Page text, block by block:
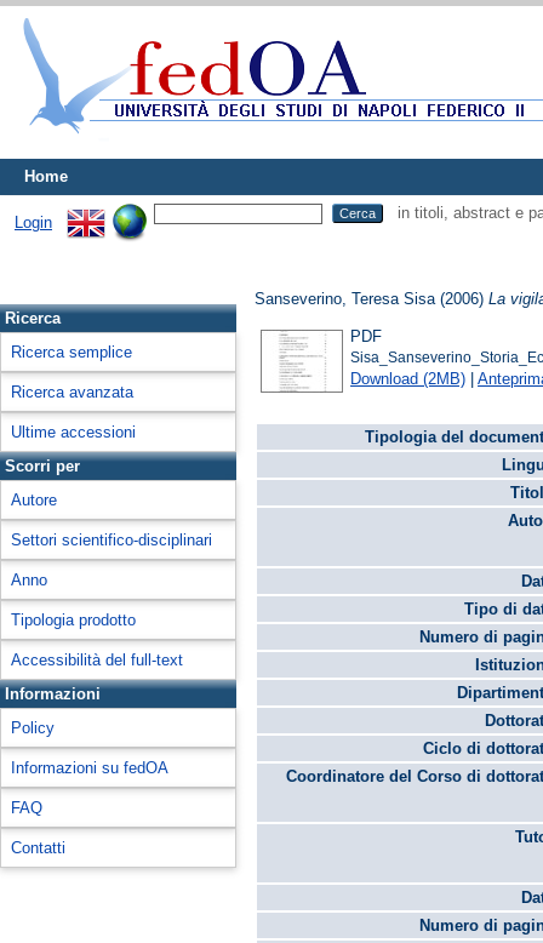
Home
Login
in titoli, abstract e
Ricerca
Ricerca semplice
Ricerca avanzata
Ultime accessioni
Scorri per
Autore
Settori scientifico-disciplinari
Anno
Tipologia prodotto
Accessibilità del full-text
Informazioni
Policy
Informazioni su fedOA
FAQ
Contatti
Sanseverino, Teresa Sisa (2006)La
PDF
Download (2MB) |
Tipologia del
Tipo di
Numero di
Ciclo di
Coordinatore del Corso di
Numero di